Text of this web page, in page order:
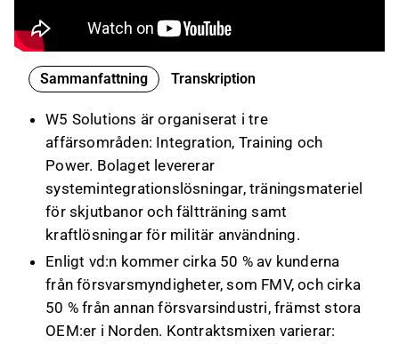
Sammanfattning Transkription
W5 Solutions är organiserat i tre
affärsområden: Integration, Training och
Power. Bolaget levererar
systemintegrationslösningar, träningsmateriel
för skjutbanor och fältträning samt
kraftlösningar för militär användning.
Enligt vd:n kommer cirka 50 % av kunderna
från försvarsmyndigheter, som FMV, och cirka
50 % från annan försvarsindustri, främst stora
OEM:er i Norden. Kontraktsmixen varierar: